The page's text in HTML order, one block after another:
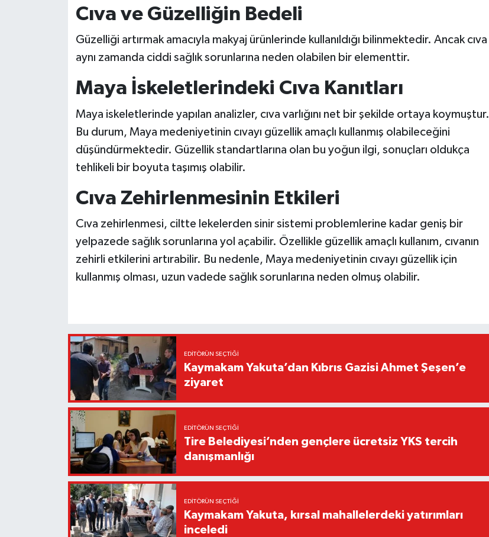
Cıva ve Güzelliğin Bedeli
Güzelliği artırmak amacıyla makyaj ürünlerinde kullanıldığı bilinmektedir. Ancak cıva
aynı zamanda ciddi sağlık sorunlarına neden olabilen bir elementtir.
Maya İskeletlerindeki Cıva Kanıtları
Maya iskeletlerinde yapılan analizler, cıva varlığını net bir şekilde ortaya koymuştur.
Bu durum, Maya medeniyetinin cıvayı güzellik amaçlı kullanmış olabileceğini
düşündürmektedir. Güzellik standartlarına olan bu yoğun ilgi, sonuçları oldukça
tehlikeli bir boyuta taşımış olabilir.
Cıva Zehirlenmesinin Etkileri
Cıva zehirlenmesi, ciltte lekelerden sinir sistemi problemlerine kadar geniş bir
yelpazede sağlık sorunlarına yol açabilir. Özellikle güzellik amaçlı kullanım, cıvanın
zehirli etkilerini artırabilir. Bu nedenle, Maya medeniyetinin cıvayı güzellik için
kullanmış olması, uzun vadede sağlık sorunlarına neden olmuş olabilir.
EDITÖRÜN SEÇTIĞI
Kaymakam Yakuta’dan Kıbrıs Gazisi Ahmet Şeşen’e
ziyaret
EDITÖRÜN SEÇTIĞI
Tire Belediyesi’nden gençlere ücretsiz YKS tercih
danışmanlığı
EDITÖRÜN SEÇTIĞI
Kaymakam Yakuta, kırsal mahallelerdeki yatırımları
inceledi